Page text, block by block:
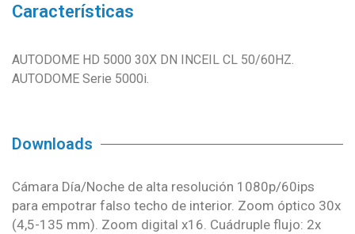
Características
AUTODOME HD 5000 30X DN INCEIL CL 50/60HZ.
AUTODOME Serie 5000i.
Downloads
Cámara Día/Noche de alta resolución 1080p/60ips
para empotrar falso techo de interior. Zoom óptico 30x
(4,5-135 mm). Zoom digital x16. Cuádruple flujo: 2x